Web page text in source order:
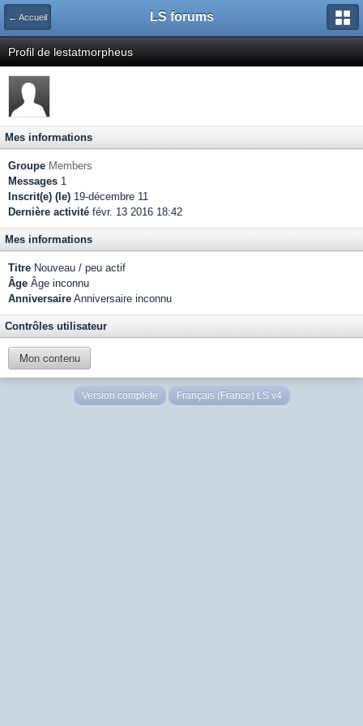
← Accueil LS forums
Profil de lestatmorpheus
Mes informations
Groupe Members
Messages 1
Inscrit(e) (le) 19-décembre 11
Dernière activité févr. 13 2016 18:42
Mes informations
Titre Nouveau / peu actif
Âge Âge inconnu
Anniversaire Anniversaire inconnu
Contrôles utilisateur
Mon contenu
Version complète Français (France) LS v4